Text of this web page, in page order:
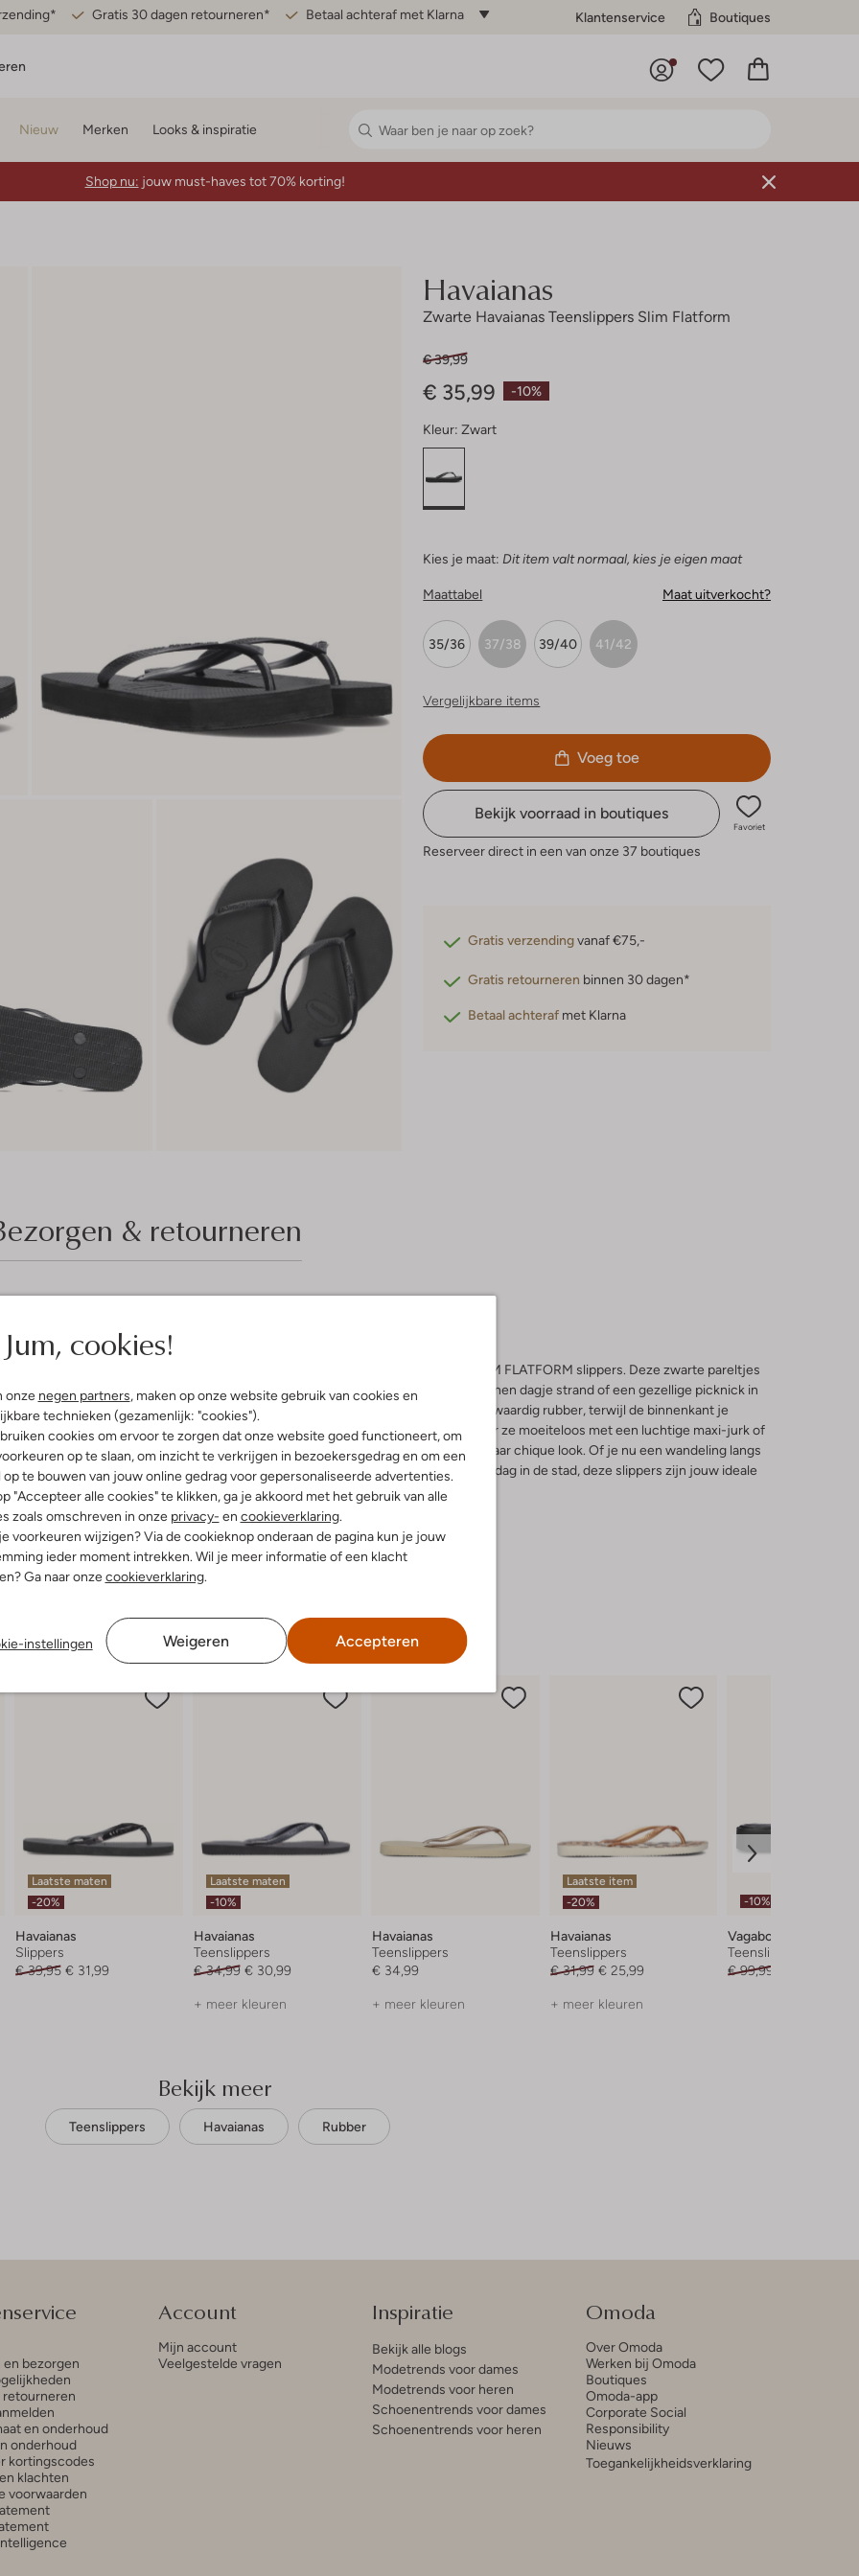
Gratis 30 dagen retourneren* Betaal achteraf met Klarna Klantenservice Boutiques
Jum, cookies!
onze negen partners, maken op onze website gebruik van cookies en
technieken (gezamenlijk: "cookies").
cookies om ervoor te zorgen dat onze website goed functioneert, om
op te slaan, om inzicht te verkrijgen in bezoekersgedrag en om een
op te bouwen van jouw online gedrag voor gepersonaliseerde advertenties.
"Accepteer alle cookies" te klikken, ga je akkoord met het gebruik van alle
zoals omschreven in onze privacy- en cookieverklaring.
voorkeuren wijzigen? Via de cookieknop onderaan de pagina kun je jouw
ieder moment intrekken. Wil je meer informatie of een klacht
Ga naar onzecookieverklaring.
instellingen Weigeren Accepteren
Nieuw Merken Looks & inspiratie
Shop nu: jouw must-haves tot 70% korting!
Havaianas
Zwarte Havaianas Teenslippers Slim Flatform
-10%
€ 39,99
€ 35,99
Kleur: Zwart
Kies je maat: Dit item valt normaal, kies je eigen maat
Maattabel Maat uitverkocht?
35/36 37/38 39/40 41/42
Vergelijkbare items
Voeg toe
Bekijk voorraad in boutiques
Favoriet
Reserveer direct in een van onze 37 boutiques
Gratis verzendingvanaf €75,-
Gratis retourneren binnen 30 dagen*
Betaal achteraf met Klarna
& retourneren
& Pasvorm
Rubber
Rubber
Stap stijlvol de lente en zomer in met de SLIM FLATFORM slippers. Deze zwarte pareltjes
van Havaianas zijn perfect voor een ontspannen dagje strand of een gezellige picknick in
het park. De buitenkant is gemaakt van hoogwaardig rubber, terwijl de binnenkant je
voeten comfortabel ondersteunt. Combineer ze moeiteloos met een luchtige maxi-jurk of
je favoriete denim shorts voor een casual, maar chique look. Of je nu een wandeling langs
de kust maakt of geniet van een zonnige middag in de stad, deze slippers zijn jouw ideale
metgezel voor zonnige dagen.
Laatste maten
-20%
Havaianas
Slippers
€ 39,95 € 31,99
Laatste maten
-10%
Havaianas
Teenslippers
€ 34,99 € 30,99
+ meer kleuren
Havaianas
Teenslippers
€ 34,99
+ meer kleuren
Laatste item
-20%
Havaianas
Teenslippers
€ 31,99 € 25,99
+ meer kleuren
-10%
Vagabond
Teenslippers
€ 99,99
Bekijk meer
Teenslippers Havaianas Rubber
en bezorgen
retourneren
en onderhoud
onderhoud
kortingscodes
klachten
voorwaarden
Account
Mijn account
Veelgestelde vragen
Inspiratie
Bekijk alle blogs
Modetrends voor dames
Modetrends voor heren
Schoenentrends voor dames
Schoenentrends voor heren
Omoda
Over Omoda
Werken bij Omoda
Boutiques
Omoda-app
Corporate Social
Responsibility
Nieuws
Toegankelijkheidsverklaring